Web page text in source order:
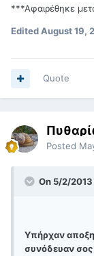
***Αφαιρέθηκε
EditedAugust 19,
Quote
Posted
On 5/2/2013
Υπήρχαν
συνόδευαν σος